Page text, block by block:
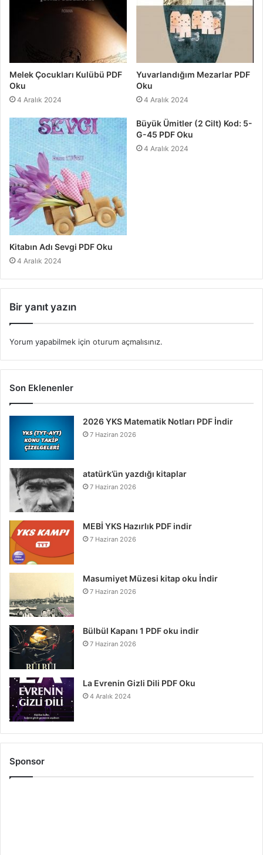
Melek Çocukları Kulübü PDF
Oku
4 Aralık 2024
Yuvarlandığım Mezarlar PDF
Oku
4 Aralık 2024
Kitabın Adı Sevgi PDF Oku
4 Aralık 2024
Büyük Ümitler (2 Cilt) Kod: 5-
G-45 PDF Oku
4 Aralık 2024
Bir yanıt yazın
Yorum yapabilmek için oturum açmalısınız.
Son Eklenenler
2026 YKS Matematik Notları PDF İndir
7 Haziran 2026
atatürk’ün yazdığı kitaplar
7 Haziran 2026
MEBİ YKS Hazırlık PDF indir
7 Haziran 2026
Masumiyet Müzesi kitap oku İndir
7 Haziran 2026
Bülbül Kapanı 1 PDF oku indir
7 Haziran 2026
La Evrenin Gizli Dili PDF Oku
4 Aralık 2024
Sponsor